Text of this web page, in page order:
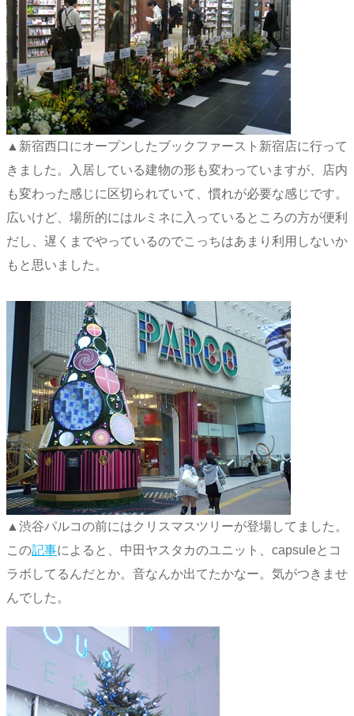
▲新宿西口にオープンしたブックファースト新宿店に行って
きました。入居している建物の形も変わっていますが、店内
も変わった感じに区切られていて、慣れが必要な感じです。
広いけど、場所的にはルミネに入っているところの方が便利
だし、遅くまでやっているのでこっちはあまり利用しないか
もと思いました。
▲渋谷パルコの前にはクリスマスツリーが登場してました。
この記事によると、中田ヤスタカのユニット、capsuleとコ
ラボしてるんだとか。音なんか出てたかなー。気がつきませ
んでした。